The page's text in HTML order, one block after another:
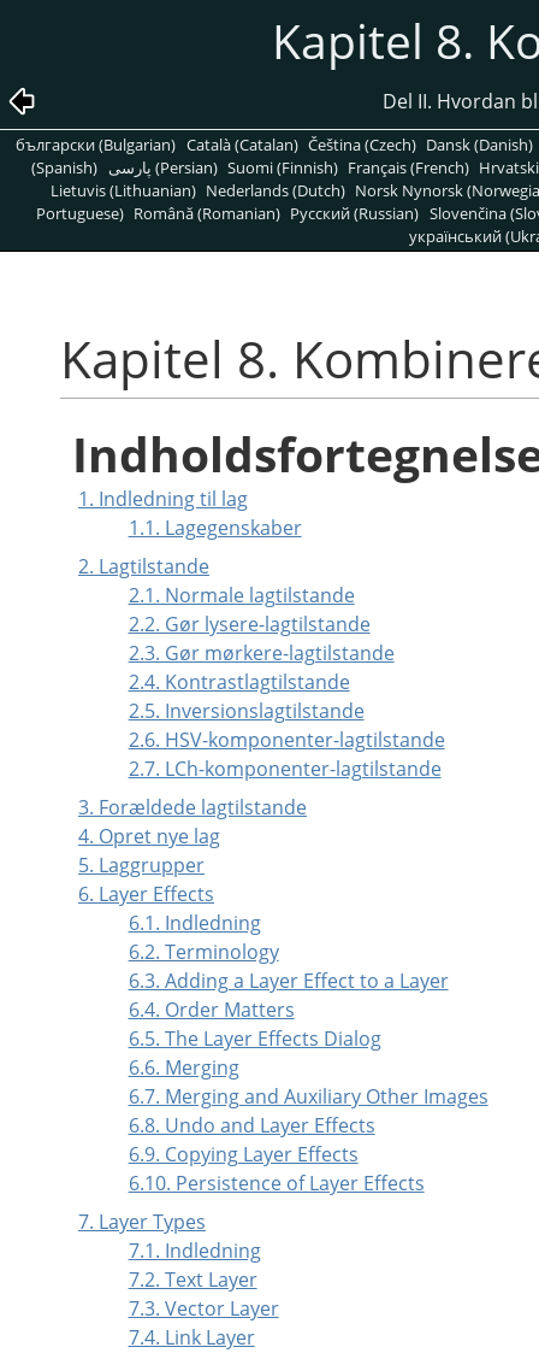
Kapitel 8.
Del II. Hvordan
български (Bulgarian) Català (Catalan) Čeština (Czech) Dansk (Danish)
(Spanish)
پارسی (Persian) Suomi (Finnish) Français (French)
Lietuvis (Lithuanian) Nederlands (Dutch) Norsk Nynorsk
Portuguese) Română (Romanian) Pусский (Russian) Slovenčina
український
Kapitel 8.
1. Indledning til lag
1.1. Lagegenskaber
2. Lagtilstande
2.1. Normale lagtilstande
2.2. Gør lysere-lagtilstande
2.3. Gør mørkere-lagtilstande
2.4. Kontrastlagtilstande
2.5. Inversionslagtilstande
2.6. HSV-komponenter-lagtilstande
2.7. LCh-komponenter-lagtilstande
3. Forældede lagtilstande
4. Opret nye lag
5. Laggrupper
6. Layer Effects
6.1. Indledning
6.2. Terminology
6.3. Adding a Layer Effect to a Layer
6.4. Order Matters
6.5. The Layer Effects Dialog
6.6. Merging
6.7. Merging and Auxiliary Other Images
6.8. Undo and Layer Effects
6.9. Copying Layer Effects
6.10. Persistence of Layer Effects
7. Layer Types
7.1. Indledning
7.2. Text Layer
7.3. Vector Layer
7.4. Link Layer